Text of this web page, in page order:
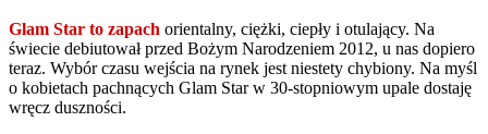
Glam Star to zapach orientalny, ciężki, ciepły i otulający. Na
świecie debiutował przed Bożym Narodzeniem 2012, u nas dopiero
teraz. Wybór czasu wejścia na rynek jest niestety chybiony. Na myśl
o kobietach pachnących Glam Star w 30-stopniowym upale dostaję
wręcz duszności.